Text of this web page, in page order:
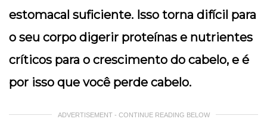
estomacal suficiente. Isso torna difícil para
o seu corpo digerir proteínas e nutrientes
críticos para o crescimento do cabelo, e é
por isso que você perde cabelo.
ADVERTISEMENT - CONTINUE READING BELOW